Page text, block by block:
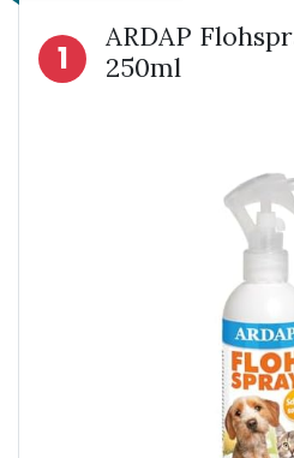
1
ARDAP
250ml